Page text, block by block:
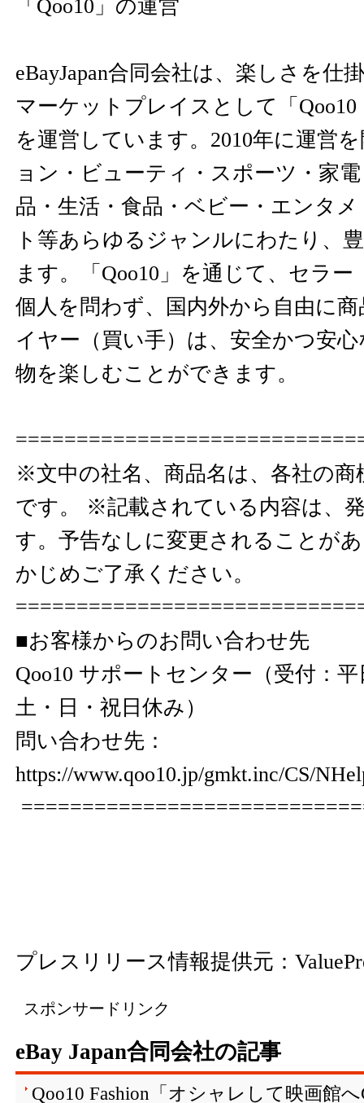
「Qoo10」の運営
eBayJapan合同会社は、楽しさを仕
マーケットプレイスとして「
を運営しています。2010年に運営
ョン・ビューティ・スポーツ・家
品・生活・食品・ベビー・エンタ
ト等あらゆるジャンルにわたり、
ます。「Qoo10」を通じて、セラ
個人を問わず、国内外から自由に
イヤー（買い手）は、安全かつ安
物を楽しむことができます。
※文中の社名、商品名は、各社の商
です。 ※記載されている内容は、
す。予告なしに変更されることが
かじめご了承ください。
■お客様からのお問い合わせ先
Qoo10 サポートセンター（受付：平
土・日・祝日休み）
問い合わせ先：
https://www.qoo10.jp/gmkt.inc/CS/
プレスリリース情報提供元：
スポンサードリンク
eBay Japan合同会社の記事
Qoo10 Fashion「オシャレして映画館